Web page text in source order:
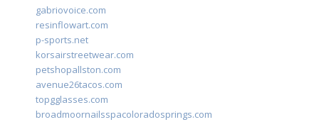
gabriovoice.com
resinflowart.com
p-sports.net
korsairstreetwear.com
petshopallston.com
avenue26tacos.com
topgglasses.com
broadmoornailsspacoloradosprings.com